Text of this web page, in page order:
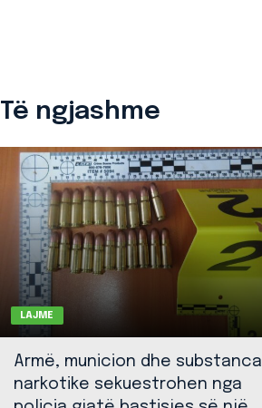
Të ngjashme
LAJME
Armë, municion dhe substanca
narkotike sekuestrohen nga